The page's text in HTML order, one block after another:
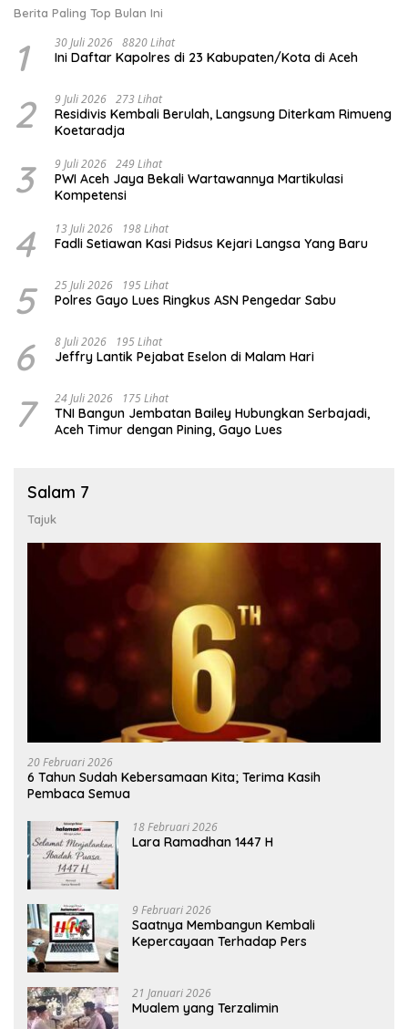
Berita Paling Top Bulan Ini
1 30 Juli 2026 8820 Lihat
Ini Daftar Kapolres di 23 Kabupaten/Kota di Aceh
2 9 Juli 2026 273 Lihat
Residivis Kembali Berulah, Langsung Diterkam Rimueng
Koetaradja
3 9 Juli 2026 249 Lihat
PWI Aceh Jaya Bekali Wartawannya Martikulasi
Kompetensi
4 13 Juli 2026 198 Lihat
Fadli Setiawan Kasi Pidsus Kejari Langsa Yang Baru
5 25 Juli 2026 195 Lihat
Polres Gayo Lues Ringkus ASN Pengedar Sabu
6 8 Juli 2026 195 Lihat
Jeffry Lantik Pejabat Eselon di Malam Hari
7 24 Juli 2026 175 Lihat
TNI Bangun Jembatan Bailey Hubungkan Serbajadi,
Aceh Timur dengan Pining, Gayo Lues
Salam 7
Tajuk
20 Februari 2026
6 Tahun Sudah Kebersamaan Kita; Terima Kasih
Pembaca Semua
18 Februari 2026
Lara Ramadhan 1447 H
9 Februari 2026
Saatnya Membangun Kembali
Kepercayaan Terhadap Pers
21 Januari 2026
Mualem yang Terzalimin